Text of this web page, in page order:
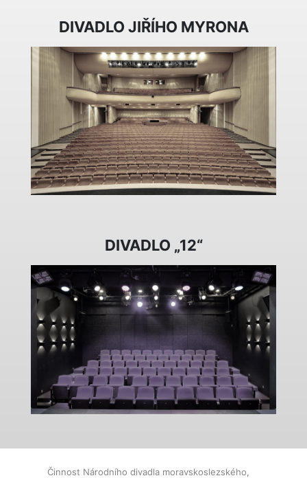
DIVADLO JIŘÍHO MYRONA
DIVADLO „12“
Činnost Národního divadla moravskoslezského,